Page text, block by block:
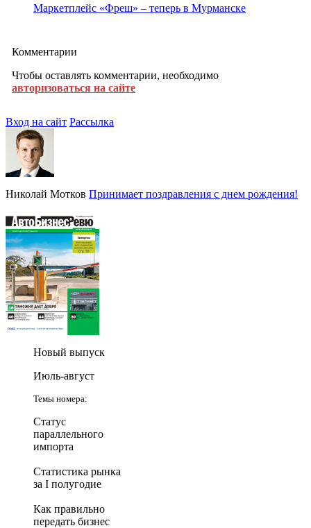
Маркетплейс «Фреш» – теперь в Мурманске
Комментарии
Чтобы оставлять комментарии, необходимо
авторизоваться на сайте
Вход на сайт Рассылка
Николай Мотков Принимает поздравления с днем рождения!
Новый выпуск
Июль-август
Темы номера:
Статус
параллельного
импорта
Статистика рынка
за I полугодие
Как правильно
передать бизнес